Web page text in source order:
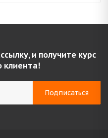
и получите курс
клиента!